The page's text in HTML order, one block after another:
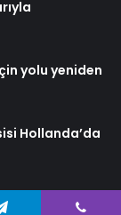
yolu yeniden
Hollanda’da